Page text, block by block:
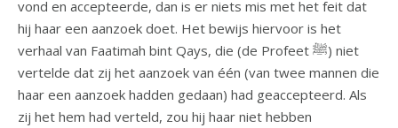
vond en accepteerde, dan is er niets mis met het feit dat
hij haar een aanzoek doet. Het bewijs hiervoor is het
verhaal van Faatimah bint Qays, die (de Profeet ﷺ) niet
vertelde dat zij het aanzoek van één (van twee mannen die
haar een aanzoek hadden gedaan) had geaccepteerd. Als
zij het hem had verteld, zou hij haar niet hebben